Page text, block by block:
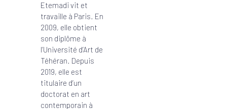
Etemadi vit et
travaille à Paris. En
2009, elle obtient
son diplôme à
l’Université d’Art de
Téhéran. Depuis
2019, elle est
titulaire d’un
doctorat en art
contemporain à